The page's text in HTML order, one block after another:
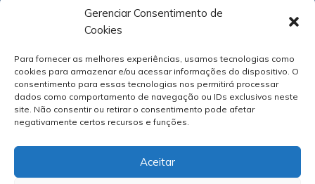
Gerenciar Consentimento de
Cookies
Para fornecer as melhores experiências, usamos tecnologias como
cookies para armazenar e/ou acessar informações do dispositivo. O
consentimento para essas tecnologias nos permitirá processar
dados como comportamento de navegação ou IDs exclusivos neste
site. Não consentir ou retirar o consentimento pode afetar
negativamente certos recursos e funções.
Aceitar